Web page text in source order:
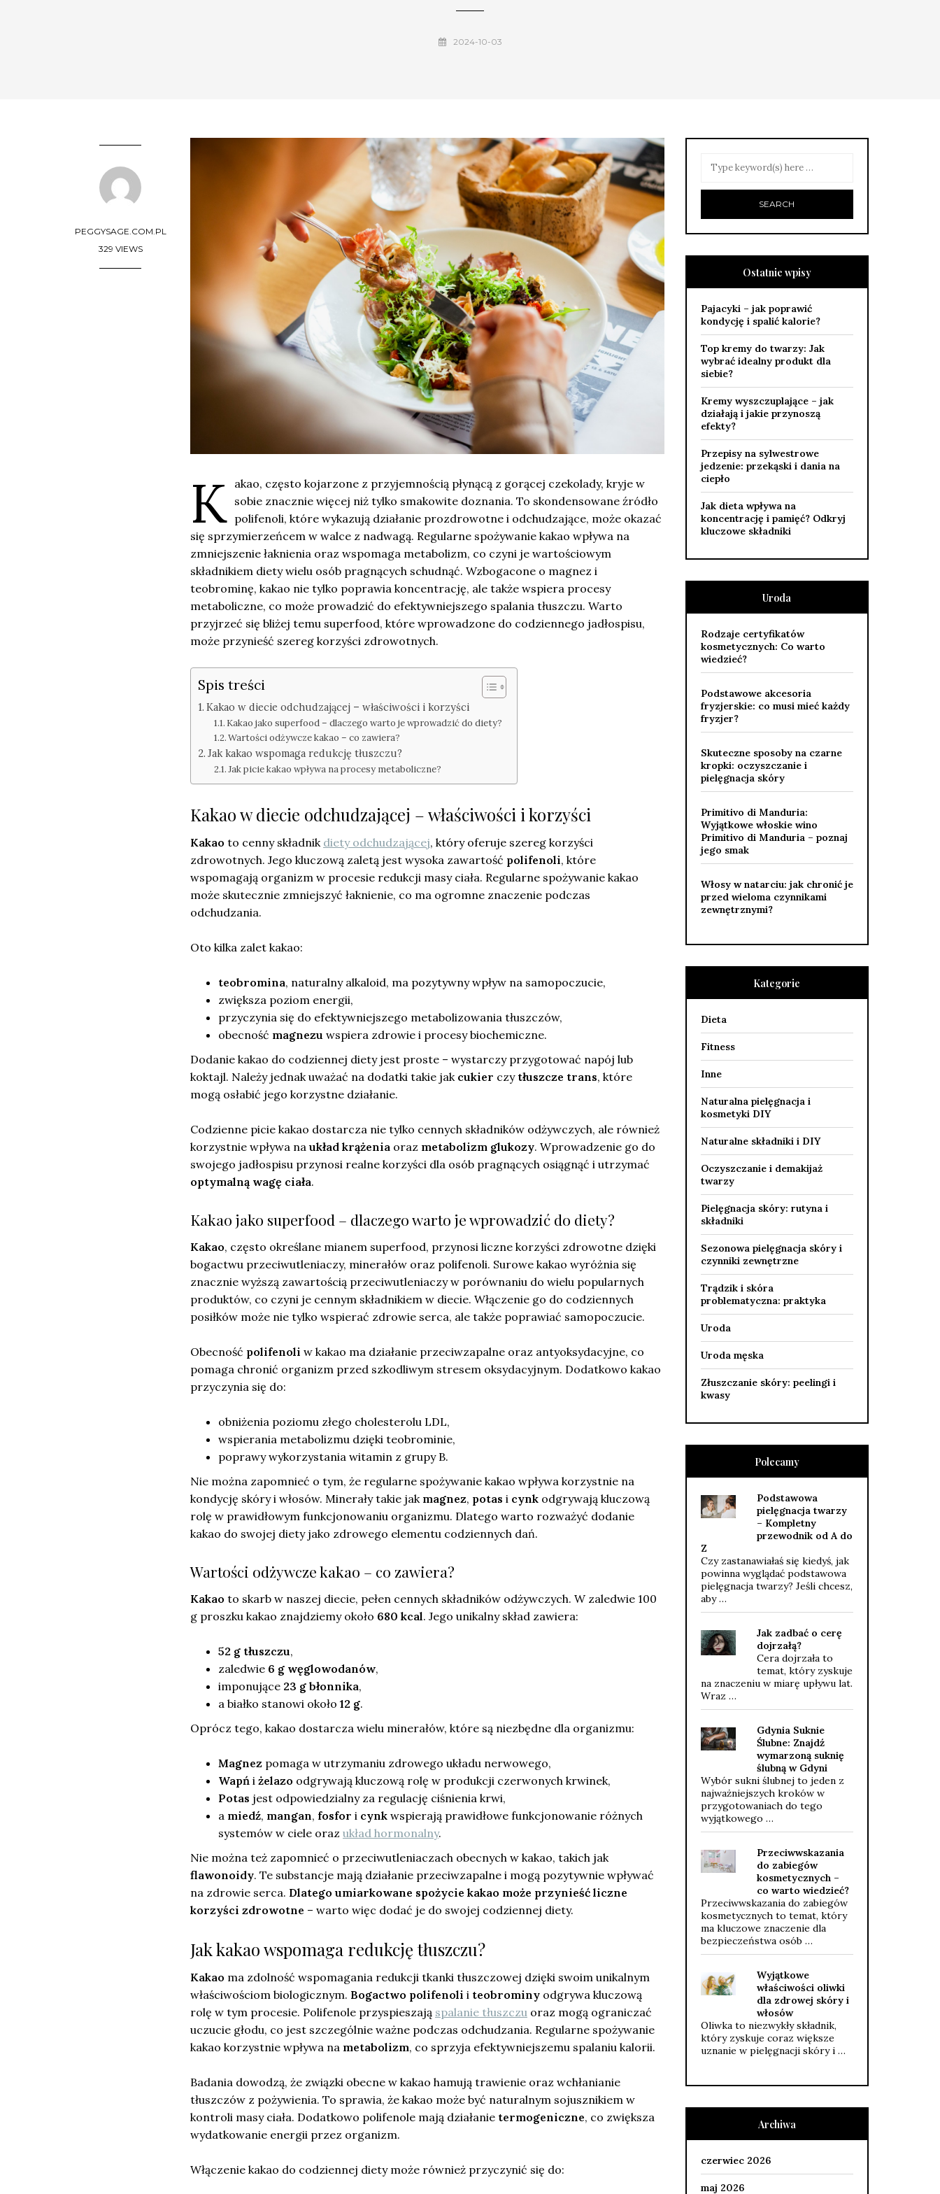
2024-10-03
PEGGYSAGE.COM.PL
329 VIEWS
K akao, często kojarzone z przyjemnością płynącą z gorącej czekolady, kryje w
sobie znacznie więcej niż tylko smakowite doznania. To skondensowane źródło
polifenoli, które wykazują działanie prozdrowotne i odchudzające, może okazać
się sprzymierzeńcem w walce z nadwagą. Regularne spożywanie kakao wpływa na
zmniejszenie łaknienia oraz wspomaga metabolizm, co czyni je wartościowym
składnikiem diety wielu osób pragnących schudnąć. Wzbogacone o magnez i
teobrominę, kakao nie tylko poprawia koncentrację, ale także wspiera procesy
metaboliczne, co może prowadzić do efektywniejszego spalania tłuszczu. Warto
przyjrzeć się bliżej temu superfood, które wprowadzone do codziennego jadłospisu,
może przynieść szereg korzyści zdrowotnych.
Spis treści
Kakao w diecie odchudzającej – właściwości i korzyści
Kakao jako superfood – dlaczego warto je wprowadzić do diety?
Wartości odżywcze kakao – co zawiera?
Jak kakao wspomaga redukcję tłuszczu?
Jak picie kakao wpływa na procesy metaboliczne?
Kakao w diecie odchudzającej – właściwości i korzyści
Kakao to cenny składnik diety odchudzającej, który oferuje szereg korzyści
zdrowotnych. Jego kluczową zaletą jest wysoka zawartość polifenoli, które
wspomagają organizm w procesie redukcji masy ciała. Regularne spożywanie kakao
może skutecznie zmniejszyć łaknienie, co ma ogromne znaczenie podczas
odchudzania.
Oto kilka zalet kakao:
teobromina, naturalny alkaloid, ma pozytywny wpływ na samopoczucie,
zwiększa poziom energii,
przyczynia się do efektywniejszego metabolizowania tłuszczów,
obecność magnezu wspiera zdrowie i procesy biochemiczne.
Dodanie kakao do codziennej diety jest proste – wystarczy przygotować napój lub
koktajl. Należy jednak uważać na dodatki takie jak cukier czy tłuszcze trans, które
mogą osłabić jego korzystne działanie.
Codzienne picie kakao dostarcza nie tylko cennych składników odżywczych, ale również
korzystnie wpływa na układ krążenia oraz metabolizm glukozy. Wprowadzenie go do
swojego jadłospisu przynosi realne korzyści dla osób pragnących osiągnąć i utrzymać
optymalną wagę ciała.
Kakao jako superfood – dlaczego warto je wprowadzić do diety?
Kakao, często określane mianem superfood, przynosi liczne korzyści zdrowotne dzięki
bogactwu przeciwutleniaczy, minerałów oraz polifenoli. Surowe kakao wyróżnia się
znacznie wyższą zawartością przeciwutleniaczy w porównaniu do wielu popularnych
produktów, co czyni je cennym składnikiem w diecie. Włączenie go do codziennych
posiłków może nie tylko wspierać zdrowie serca, ale także poprawiać samopoczucie.
Obecność polifenoli w kakao ma działanie przeciwzapalne oraz antyoksydacyjne, co
pomaga chronić organizm przed szkodliwym stresem oksydacyjnym. Dodatkowo kakao
przyczynia się do:
obniżenia poziomu złego cholesterolu LDL,
wspierania metabolizmu dzięki teobrominie,
poprawy wykorzystania witamin z grupy B.
Nie można zapomnieć o tym, że regularne spożywanie kakao wpływa korzystnie na
kondycję skóry i włosów. Minerały takie jak magnez, potas i cynk odgrywają kluczową
rolę w prawidłowym funkcjonowaniu organizmu. Dlatego warto rozważyć dodanie
kakao do swojej diety jako zdrowego elementu codziennych dań.
Wartości odżywcze kakao – co zawiera?
Kakao to skarb w naszej diecie, pełen cennych składników odżywczych. W zaledwie 100
g proszku kakao znajdziemy około 680 kcal. Jego unikalny skład zawiera:
52 g tłuszczu,
zaledwie 6 g węglowodanów,
imponujące 23 g błonnika,
a białko stanowi około12 g.
Oprócz tego, kakao dostarcza wielu minerałów, które są niezbędne dla organizmu:
Magnez pomaga w utrzymaniu zdrowego układu nerwowego,
Wapń i żelazo odgrywają kluczową rolę w produkcji czerwonych krwinek,
Potas jest odpowiedzialny za regulację ciśnienia krwi,
a miedź, mangan, fosfor i cynk wspierają prawidłowe funkcjonowanie różnych
systemów w ciele oraz układ hormonalny.
Nie można też zapomnieć o przeciwutleniaczach obecnych w kakao, takich jak
flawonoidy. Te substancje mają działanie przeciwzapalne i mogą pozytywnie wpływać
na zdrowie serca. Dlatego umiarkowane spożycie kakao może przynieść liczne
korzyści zdrowotne – warto więc dodać je do swojej codziennej diety.
Jak kakao wspomaga redukcję tłuszczu?
Kakao ma zdolność wspomagania redukcji tkanki tłuszczowej dzięki swoim unikalnym
właściwościom biologicznym. Bogactwo polifenoli i teobrominy odgrywa kluczową
rolę w tym procesie. Polifenole przyspieszają spalanie tłuszczu oraz mogą ograniczać
uczucie głodu, co jest szczególnie ważne podczas odchudzania. Regularne spożywanie
kakao korzystnie wpływa na metabolizm, co sprzyja efektywniejszemu spalaniu kalorii.
Badania dowodzą, że związki obecne w kakao hamują trawienie oraz wchłanianie
tłuszczów z pożywienia. To sprawia, że kakao może być naturalnym sojusznikiem w
kontroli masy ciała. Dodatkowo polifenole mają działanie termogeniczne, co zwiększa
wydatkowanie energii przez organizm.
Włączenie kakao do codziennej diety może również przyczynić się do:
Ostatnie wpisy
Pajacyki – jak poprawić
kondycję i spalić kalorie?
Top kremy do twarzy: Jak
wybrać idealny produkt dla
siebie?
Kremy wyszczuplające – jak
działają i jakie przynoszą
efekty?
Przepisy na sylwestrowe
jedzenie: przekąski i dania na
ciepło
Jak dieta wpływa na
koncentrację i pamięć? Odkryj
kluczowe składniki
Uroda
Rodzaje certyfikatów
kosmetycznych: Co warto
wiedzieć?
Podstawowe akcesoria
fryzjerskie: co musi mieć każdy
fryzjer?
Skuteczne sposoby na czarne
kropki: oczyszczanie i
pielęgnacja skóry
Primitivo di Manduria:
Wyjątkowe włoskie wino
Primitivo di Manduria – poznaj
jego smak
Włosy w natarciu: jak chronić je
przed wieloma czynnikami
zewnętrznymi?
Kategorie
Dieta
Fitness
Inne
Naturalna pielęgnacja i
kosmetyki DIY
Naturalne składniki i DIY
Oczyszczanie i demakijaż
twarzy
Pielęgnacja skóry: rutyna i
składniki
Sezonowa pielęgnacja skóry i
czynniki zewnętrzne
Trądzik i skóra
problematyczna: praktyka
Uroda
Uroda męska
Złuszczanie skóry: peelingi i
kwasy
Polecamy
Podstawowa
pielęgnacja twarzy
– Kompletny
przewodnik od A do
Z
Czy zastanawiałaś się kiedyś, jak
powinna wyglądać podstawowa
pielęgnacja twarzy? Jeśli chcesz,
aby …
Jak zadbać o cerę
dojrzałą?
Cera dojrzała to
temat, który zyskuje
na znaczeniu w miarę upływu lat.
Wraz …
Gdynia Suknie
Ślubne: Znajdź
wymarzoną suknię
ślubną w Gdyni
Wybór sukni ślubnej to jeden z
najważniejszych kroków w
przygotowaniach do tego
wyjątkowego …
Przeciwwskazania
do zabiegów
kosmetycznych –
co warto wiedzieć?
Przeciwwskazania do zabiegów
kosmetycznych to temat, który
ma kluczowe znaczenie dla
bezpieczeństwa osób …
Wyjątkowe
właściwości oliwki
dla zdrowej skóry i
włosów
Oliwka to niezwykły składnik,
który zyskuje coraz większe
uznanie w pielęgnacji skóry i …
Archiwa
czerwiec 2026
maj 2026